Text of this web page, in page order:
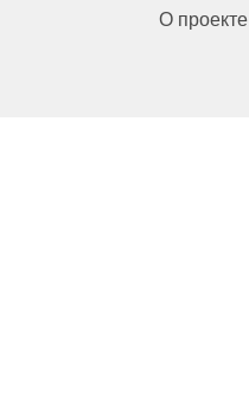
О проекте